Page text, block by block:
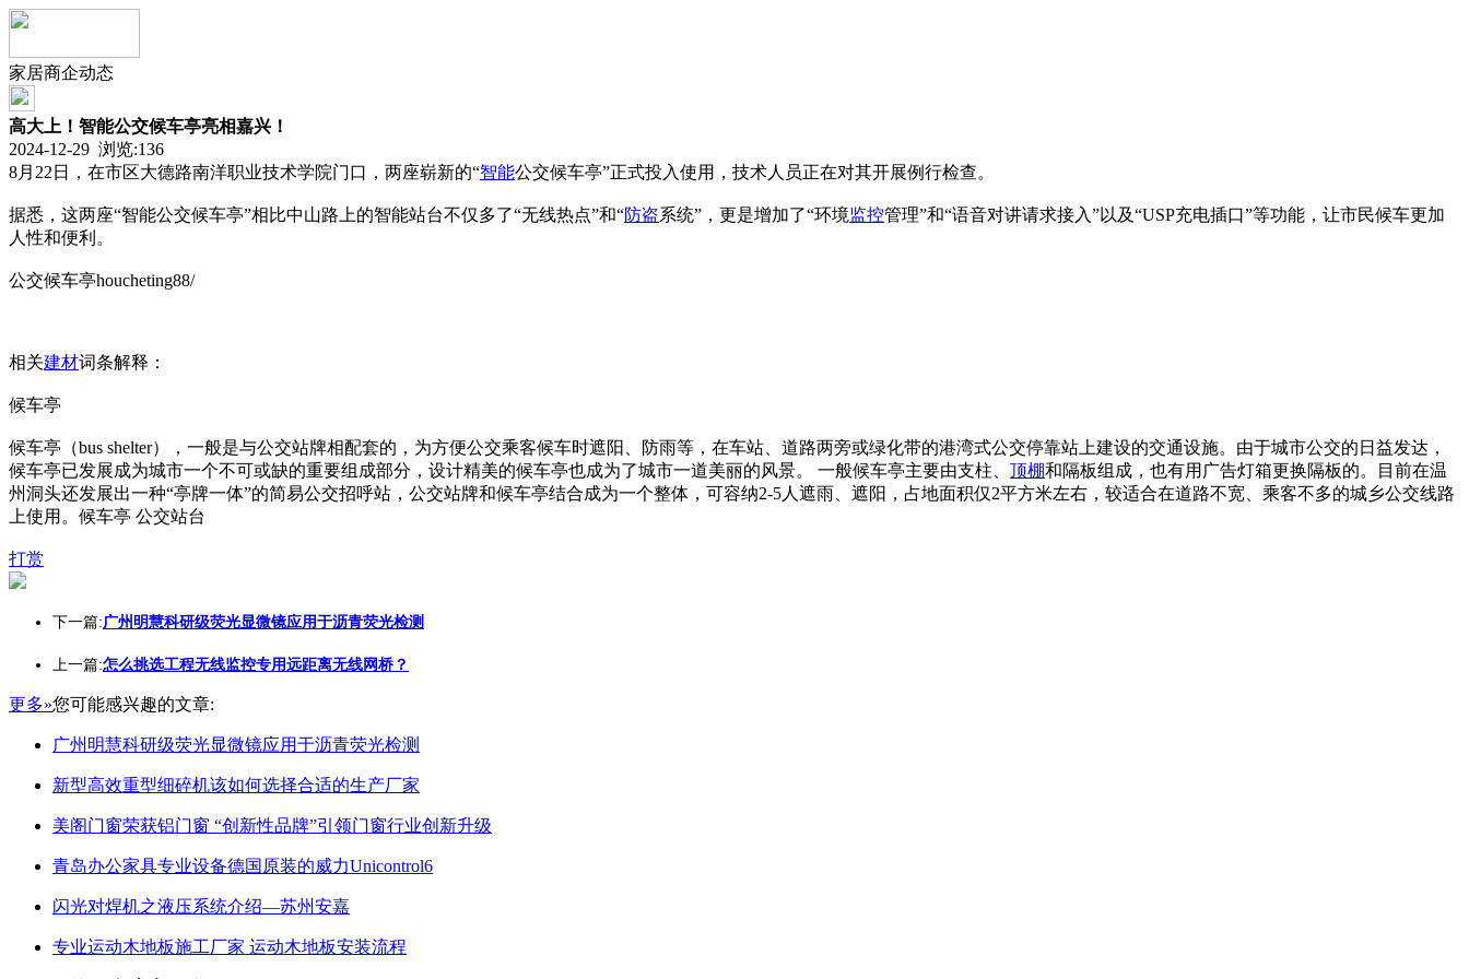
家居商企动态
高大上！智能公交候车亭亮相嘉兴！
2024-12-29 浏览:136
8月22日，在市区大德路南洋职业技术学院门口，两座崭新的“智能公交候车亭”正式投入使用，技术人员正在对其开展例行检查。
据悉，这两座“智能公交候车亭”相比中山路上的智能站台不仅多了“无线热点”和“防盗系统”，更是增加了“环境监控管理”和“语音对讲请求接入”以及“USP充电插口”等功能，让市民候车更加
人性和便利。
公交候车亭houcheting88/
相关建材词条解释：
候车亭
候车亭（bus shelter），一般是与公交站牌相配套的，为方便公交乘客候车时遮阳、防雨等，在车站、道路两旁或绿化带的港湾式公交停靠站上建设的交通设施。由于城市公交的日益发达，
候车亭已发展成为城市一个不可或缺的重要组成部分，设计精美的候车亭也成为了城市一道美丽的风景。 一般候车亭主要由支柱、 顶棚和隔板组成，也有用广告灯箱更换隔板的。目前在温
州洞头还发展出一种“亭牌一体”的简易公交招呼站，公交站牌和候车亭结合成为一个整体，可容纳2-5人遮雨、遮阳，占地面积仅2平方米左右，较适合在道路不宽、乘客不多的城乡公交线路
上使用。候车亭 公交站台
打赏
下一篇:广州明慧科研级荧光显微镜应用于沥青荧光检测
上一篇:怎么挑选工程无线监控专用远距离无线网桥？
更多»您可能感兴趣的文章:
广州明慧科研级荧光显微镜应用于沥青荧光检测
新型高效重型细碎机该如何选择合适的生产厂家
美阁门窗荣获铝门窗 “创新性品牌”引领门窗行业创新升级
青岛办公家具专业设备德国原装的威力Unicontrol6
闪光对焊机之液压系统介绍—苏州安嘉
专业运动木地板施工厂家 运动木地板安装流程